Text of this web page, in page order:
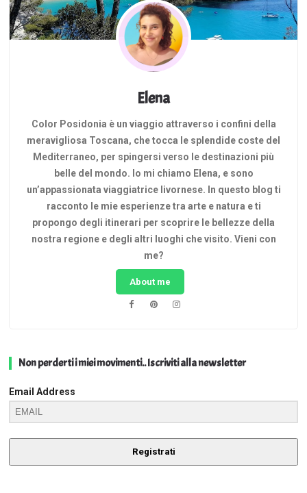
Elena
Color Posidonia è un viaggio attraverso i confini della
meravigliosa Toscana, che tocca le splendide coste del
Mediterraneo, per spingersi verso le destinazioni più
belle del mondo. Io mi chiamo Elena, e sono
un’appassionata viaggiatrice livornese. In questo blog ti
racconto le mie esperienze tra arte e natura e ti
propongo degli itinerari per scoprire le bellezze della
nostra regione e degli altri luoghi che visito. Vieni con
me?
About me
Non perderti i miei movimenti.. Iscriviti alla newsletter
Email Address
Registrati